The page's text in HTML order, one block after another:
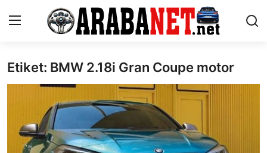
Giriş yapmak Kayıt olmak
İletişim
Etiket: BMW 2.18i Gran Coupe motor